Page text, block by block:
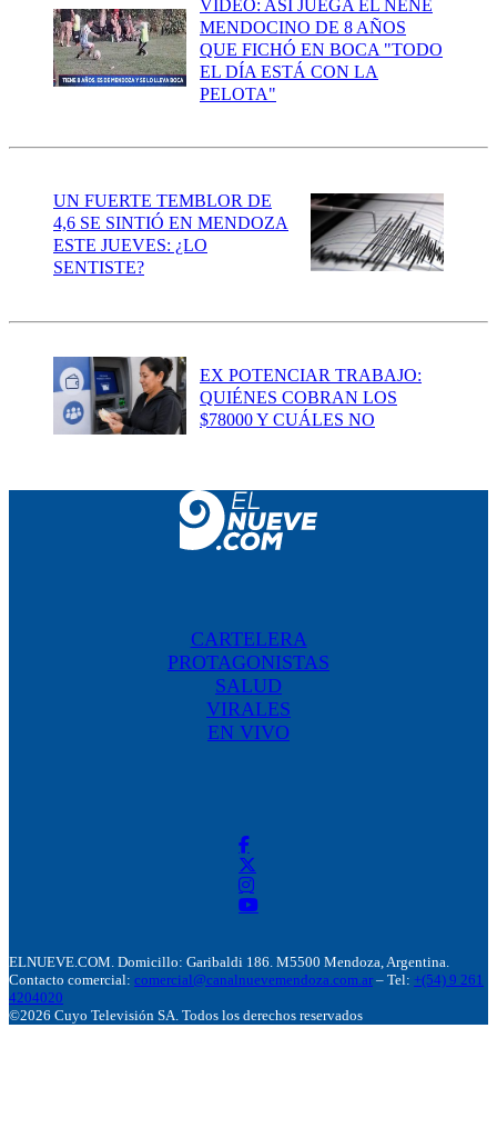
VIDEO: ASÍ JUEGA EL NENE
MENDOCINO DE 8 AÑOS
QUE FICHÓ EN BOCA "TODO
EL DÍA ESTÁ CON LA
PELOTA"
UN FUERTE TEMBLOR DE
4,6 SE SINTIÓ EN MENDOZA
ESTE JUEVES: ¿LO
SENTISTE?
EX POTENCIAR TRABAJO:
QUIÉNES COBRAN LOS
$78000 Y CUÁLES NO
CARTELERA
PROTAGONISTAS
SALUD
VIRALES
EN VIVO
ELNUEVE.COM. Domicillo: Garibaldi 186. M5500 Mendoza, Argentina.
Contacto comercial: comercial@canalnuevemendoza.com.ar – Tel: +(54) 9 261
4204020
©2026 Cuyo Televisión SA. Todos los derechos reservados